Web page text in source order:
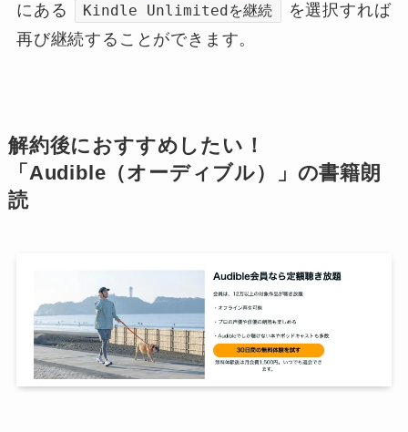
にある
Kindle Unlimitedを継続
を選択すれば
再び継続することができます。
解約後におすすめしたい！
「Audible（オーディブル）」の書籍朗
読